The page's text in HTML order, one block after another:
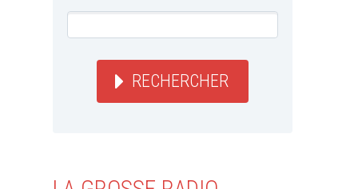
RECHERCHER